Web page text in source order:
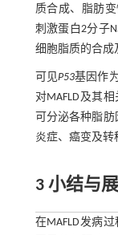
质合成、脂肪
刺激蛋白2分子
细胞脂质的合成
可见P53基因作
对MAFLD及其
可分泌各种脂
炎症、癌变及转
3 小结与
在MAFLD发病